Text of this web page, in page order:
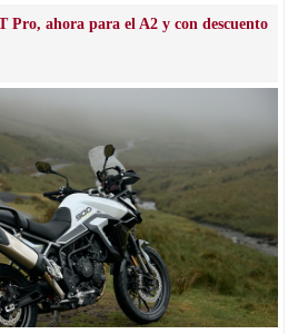
Pro, ahora para el A2 y con descuento